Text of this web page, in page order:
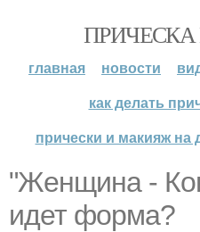
главная новости
как делать
прически и макияж на
"Женщина -
идет форма?